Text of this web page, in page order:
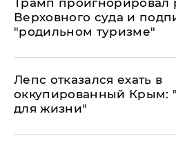
Трамп проигнорировал
Верховного суда и
"родильном туризме"
Лепс отказался ехать в
оккупированный Крым:
для жизни"